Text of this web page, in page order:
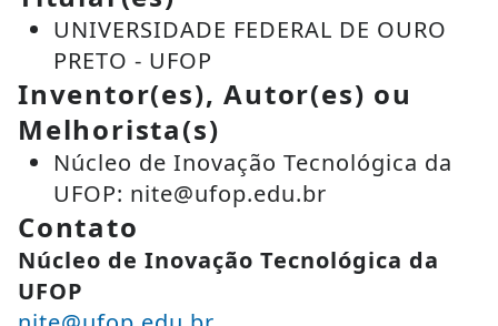
UNIVERSIDADE FEDERAL DE OURO
PRETO - UFOP
Inventor(es), Autor(es) ou
Melhorista(s)
Núcleo de Inovação Tecnológica da
UFOP: nite@ufop.edu.br
Contato
Núcleo de Inovação Tecnológica da
UFOP